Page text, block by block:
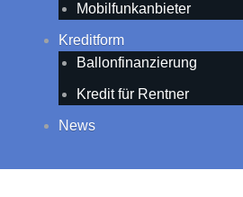
Mobilfunkanbieter
Kreditform
Ballonfinanzierung
Kredit für Rentner
News